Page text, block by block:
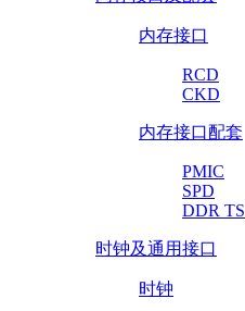
内存接口
RCD
CKD
内存接口配套
PMIC
SPD
DDR TS
时钟及通用接口
时钟